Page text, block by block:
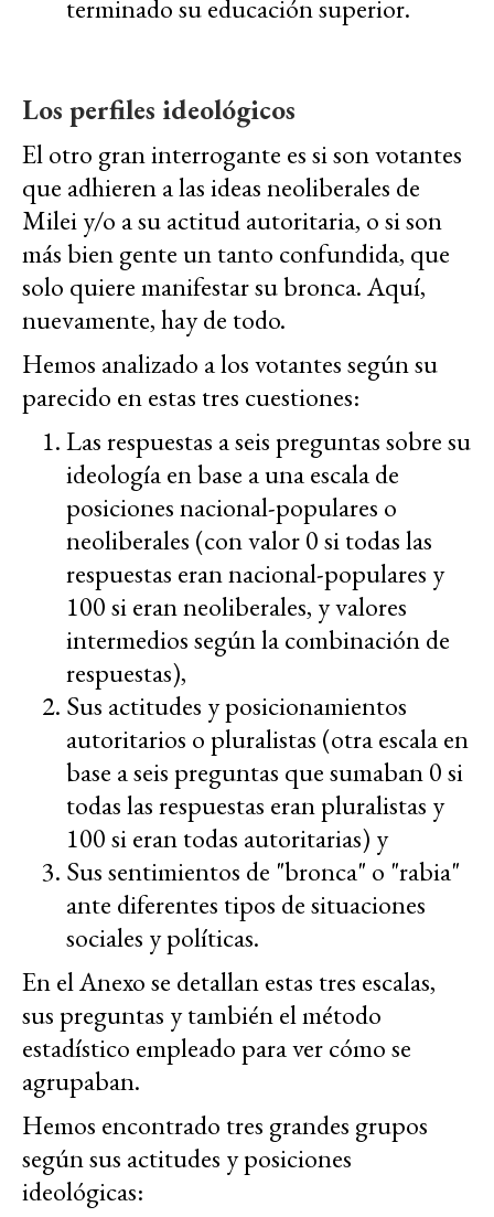
terminado su educación superior.
Los perfiles ideológicos
El otro gran interrogante es si son votantes
que adhieren a las ideas neoliberales de
Milei y/o a su actitud autoritaria, o si son
más bien gente un tanto confundida, que
solo quiere manifestar su bronca. Aquí,
nuevamente, hay de todo.
Hemos analizado a los votantes según su
parecido en estas tres cuestiones:
Las respuestas a seis preguntas sobre su
ideología en base a una escala de
posiciones nacional-populares o
neoliberales (con valor 0 si todas las
respuestas eran nacional-populares y
100 si eran neoliberales, y valores
intermedios según la combinación de
respuestas),
Sus actitudes y posicionamientos
autoritarios o pluralistas (otra escala en
base a seis preguntas que sumaban 0 si
todas las respuestas eran pluralistas y
100 si eran todas autoritarias) y
Sus sentimientos de "bronca" o "rabia"
ante diferentes tipos de situaciones
sociales y políticas.
En el Anexo se detallan estas tres escalas,
sus preguntas y también el método
estadístico empleado para ver cómo se
agrupaban.
Hemos encontrado tres grandes grupos
según sus actitudes y posiciones
ideológicas: